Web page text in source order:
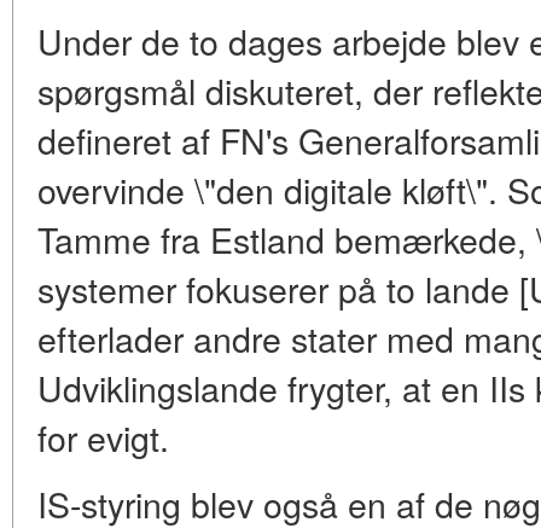
Under de to dages arbejde blev
spørgsmål diskuteret, der
defineret af FN's
overvinde \"den digitale kløft\".
Tamme fra Estland bemærkede,
systemer fokuserer på to lande
efterlader andre stater med
Udviklingslande frygter, at en
for evigt.
IS-styring blev også en af de